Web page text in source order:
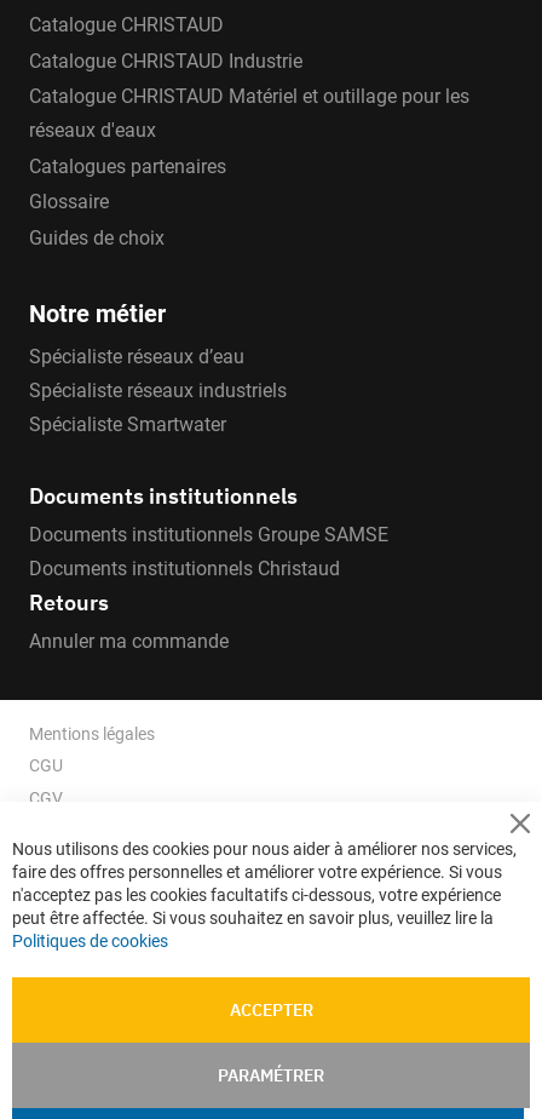
Catalogue CHRISTAUD
Catalogue CHRISTAUD Industrie
Catalogue CHRISTAUD Matériel et outillage pour les
réseaux d'eaux
Catalogues partenaires
Glossaire
Guides de choix
Notre métier
Spécialiste réseaux d’eau
Spécialiste réseaux industriels
Spécialiste Smartwater
Documents institutionnels
Documents institutionnels Groupe SAMSE
Documents institutionnels Christaud
Retours
Annuler ma commande
Mentions légales
CGU
CGV
Données personnelles
Confidentialité
Plan du site
Nous utilisons des cookies pour nous aider à améliorer nos services,
faire des offres personnelles et améliorer votre expérience. Si vous
n'acceptez pas les cookies facultatifs ci-dessous, votre expérience
peut être affectée. Si vous souhaitez en savoir plus, veuillez lire la
Politiques de cookies
ACCEPTER
PARAMÉTRER